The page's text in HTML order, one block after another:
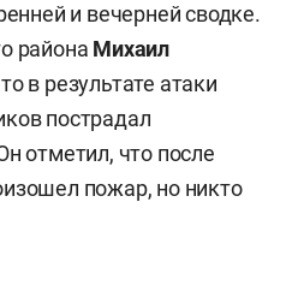
и вечерней сводке.
района Михаил
в результате атаки
пострадал
отметил, что после
пожар, но никто